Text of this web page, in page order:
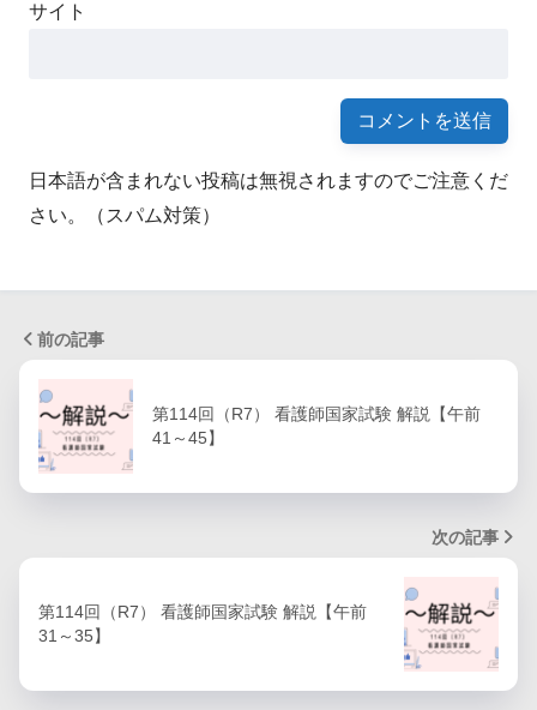
サイト
日本語が含まれない投稿は無視されますのでご注意くだ
さい。（スパム対策）
前の記事
第114回（R7） 看護師国家試験 解説【午前
41～45】
次の記事
第114回（R7） 看護師国家試験 解説【午前
31～35】